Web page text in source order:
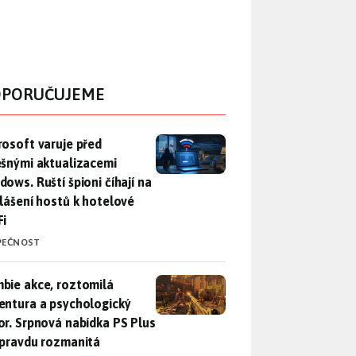
varuje před falešnými aktualizacemi Windows. Ruští
varuje před
aktualizacemi
Ruští špioni číhají na
hostů k hotelové
akce, roztomilá adventura a psychologický horor.
akce, roztomilá
a psychologický
Srpnová nabídka PS Plus
rozmanitá